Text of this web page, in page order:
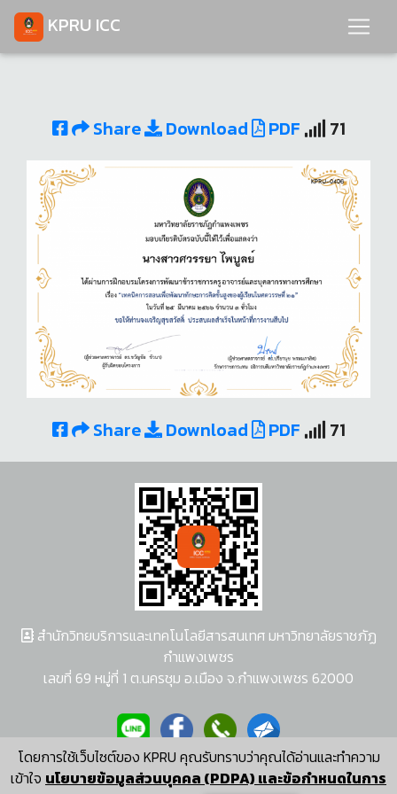
KPRU ICC
Share Download PDF 71
Share Download PDF 71
โดยการใช้เว็บไซต์ของ KPRU คุณรับทราบว่าคุณได้อ่านและทำความ
เข้าใจ นโยบายข้อมูลส่วนบุคคล (PDPA) และข้อกำหนดในการ
สำนักวิทยบริการและเทคโนโลยีสารสนเทศ มหาวิทยาลัยราชภัฏ
กำแพงเพชร
เลขที่ 69 หมู่ที่ 1 ต.นครชุม อ.เมือง จ.กำแพงเพชร 62000
ผู้พัฒนาระบบ อนุชา พวงผกา